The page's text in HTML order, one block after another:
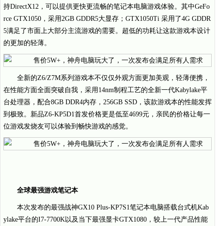
持DirectX12，可以提供更快更流畅的笔记本电脑游戏体验。其中GeFo
rce GTX1050，采用2GB GDDR5大显存；GTX1050Ti 采用了4G GDDR
5满足了市面上大部分主流游戏的需要。超低的功耗让这款游戏本设计
的更加的轻薄。
全新的Z6/Z7M系列游戏本不仅仅外观方面更加美观，轻薄便携，
在性能方面全面突破自我，采用14nm制程工艺的全新一代Kabylake平
台处理器，配合8GB DDR4内存，256GB SSD，该款游戏本的性能发挥
到极致。新品Z6-KP5D1首发价格更是低至4699元，亲民的价格让每一
位游戏发烧友可以体验到畅快游戏的感觉。
全球最强游戏笔记本
本次发布的最强战神GX10 Plus-KP7S1笔记本电脑搭载台式机Kab
ylake平台的I7-7700K以及当下最强显卡GTX1080，较上一代产品性能